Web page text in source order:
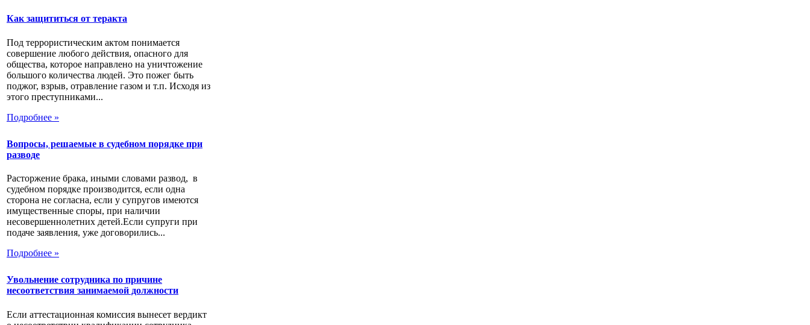
Как защититься от теракта
Под террористическим актом понимается
совершение любого действия, опасного для
общества, которое направлено на уничтожение
большого количества людей. Это пожег быть
поджог, взрыв, отравление газом и т.п. Исходя из
этого преступниками...
Подробнее »
Вопросы, решаемые в судебном порядке при
разводе
Расторжение брака, иными словами развод, в
судебном порядке производится, если одна
сторона не согласна, если у супругов имеются
имущественные споры, при наличии
несовершеннолетних детей.Если супруги при
подаче заявления, уже договорились...
Подробнее »
Увольнение сотрудника по причине
несоответствия занимаемой должности
Если аттестационная комиссия вынесет вердикт